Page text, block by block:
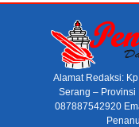
Alamat Redaksi:
Serang – Provinsi
087887542920